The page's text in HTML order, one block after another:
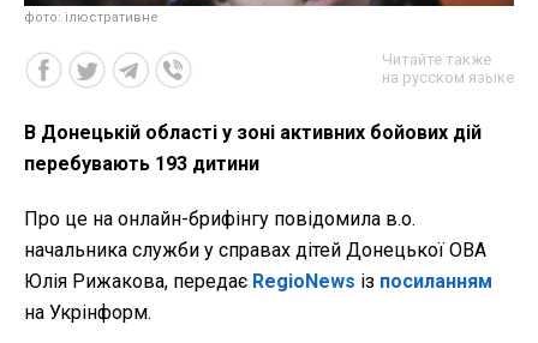
фото: ілюстративне
Читайте также
на русском языке
В Донецькій області у зоні активних бойових дій
перебувають 193 дитини
Про це на онлайн-брифінгу повідомила в.о.
начальника служби у справах дітей Донецької ОВА
Юлія Рижакова, передає RegioNews із посиланням
на Укрінформ.